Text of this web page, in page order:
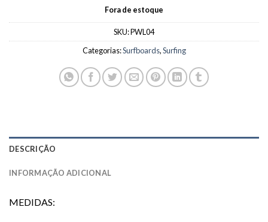
Fora de estoque
SKU:PWL04
Categorias:Surfboards,Surfing
DESCRIÇÃO
INFORMAÇÃO ADICIONAL
MEDIDAS: